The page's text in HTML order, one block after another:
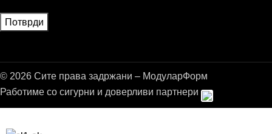
© 2026 Сите права задржани – МодуларФорм
Работиме со сигурни и доверливи партнери